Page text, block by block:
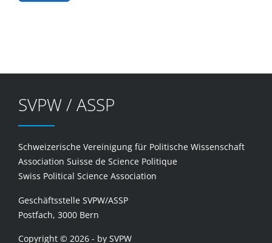
SVPW / ASSP
Schweizerische Vereinigung für Politische Wissenschaft
Association Suisse de Science Politique
Swiss Political Science Association
Geschäftsstelle SVPW/ASSP
Postfach, 3000 Bern
Copyright © 2026 - by SVPW